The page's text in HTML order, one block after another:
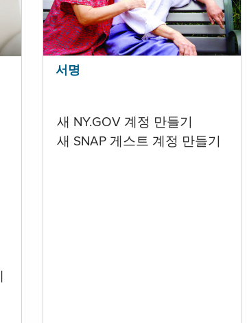
서명
새 NY.GOV 계정 만들기
새 SNAP 게스트 계정 만들기